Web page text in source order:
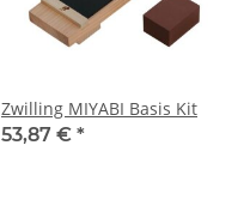
Zwilling MIYABI Basis Kit
53,87 € *